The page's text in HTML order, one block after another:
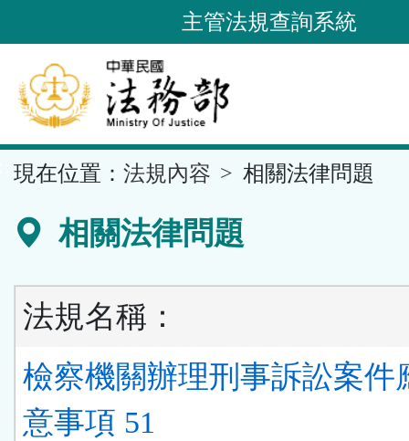
到
要
內
容
區
主管法規查詢系統
現在位置： 法規內容 相關法律問題
相關法律問題
法規名稱：
檢察機關辦理刑事訴訟案件
意事項 51